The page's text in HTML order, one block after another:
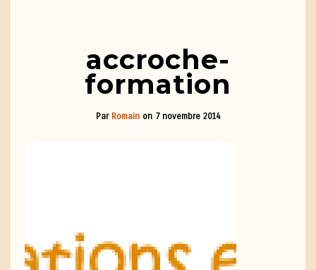
accroche-
formation
Par Romain on 7 novembre 2014